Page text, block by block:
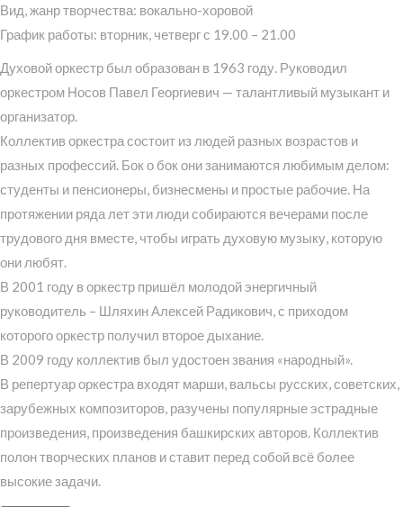
Вид, жанр творчества: вокально-хоровой
График работы: вторник, четверг с 19.00 – 21.00
Духовой оркестр был образован в 1963 году. Руководил
оркестром Носов Павел Георгиевич — талантливый музыкант и
организатор.
Коллектив оркестра состоит из людей разных возрастов и
разных профессий. Бок о бок они занимаются любимым делом:
студенты и пенсионеры, бизнесмены и простые рабочие. На
протяжении ряда лет эти люди собираются вечерами после
трудового дня вместе, чтобы играть духовую музыку, которую
они любят.
В 2001 году в оркестр пришёл молодой энергичный
руководитель – Шляхин Алексей Радикович, с приходом
которого оркестр получил второе дыхание.
В 2009 году коллектив был удостоен звания «народный».
В репертуар оркестра входят марши, вальсы русских, советских,
зарубежных композиторов, разучены популярные эстрадные
произведения, произведения башкирских авторов. Коллектив
полон творческих планов и ставит перед собой всё более
высокие задачи.